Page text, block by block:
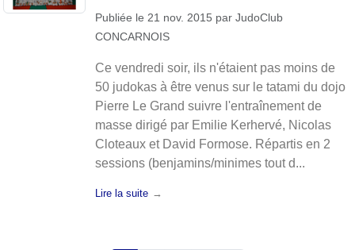
Publiée le 21 nov. 2015 par JudoClub
CONCARNOIS
Ce vendredi soir, ils n'étaient pas moins de
50 judokas à être venus sur le tatami du dojo
Pierre Le Grand suivre l'entraînement de
masse dirigé par Emilie Kerhervé, Nicolas
Cloteaux et David Formose. Répartis en 2
sessions (benjamins/minimes tout d...
Lire la suite